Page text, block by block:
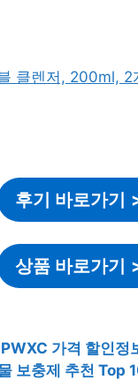
후기 바로가기
상품 바로가기
가격 할인정
보충제 추천 Top